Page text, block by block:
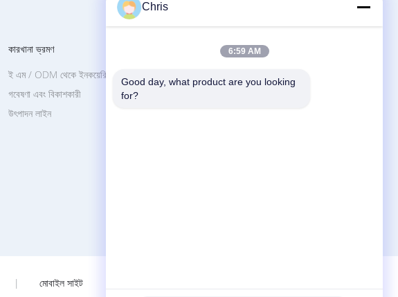
কারখানা ভ্রমণ
উৎপাদন লাইন
ই এম / ODM থেকে ইনকয়েরি
গবেষণা এবং বিকাশকারী
আমাদের সাথে যোগাযোগ করুন
Service Co.,Ltd
| মোবাইল সাইট
Chris
6:59 AM
Good day, what product are you looking
for?